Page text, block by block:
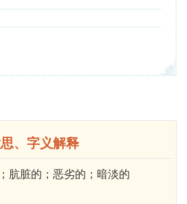
、字义解释
肮脏的；恶劣的；暗淡的